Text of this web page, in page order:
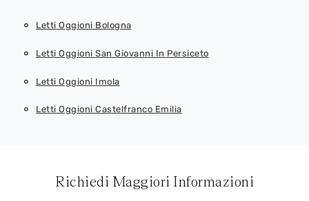
Letti Oggioni Bologna
Letti Oggioni San Giovanni In Persiceto
Letti Oggioni Imola
Letti Oggioni Castelfranco Emilia
Richiedi Maggiori Informazioni